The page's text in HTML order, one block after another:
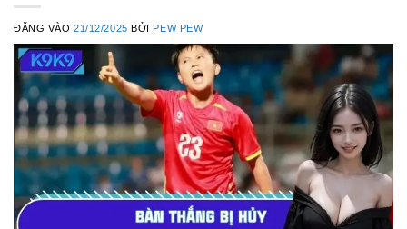
ĐĂNG VÀO21/12/2025 BỞI PEW PEW